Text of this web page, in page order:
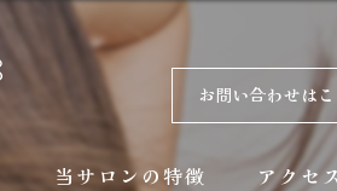
お問い合わせは
当サロンの特徴 アクセ